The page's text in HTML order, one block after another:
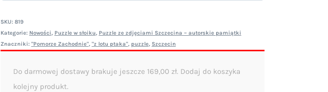
SKU: 819
Kategorie: Nowości, Puzzle w słoiku, Puzzle ze zdjęciami Szczecina – autorskie pamiątki
Znaczniki: "Pomorze Zachodnie", "z lotu ptaka", puzzle, Szczecin
Do darmowej dostawy brakuje jeszcze 169,00 zł. Dodaj do koszyka
kolejny produkt.